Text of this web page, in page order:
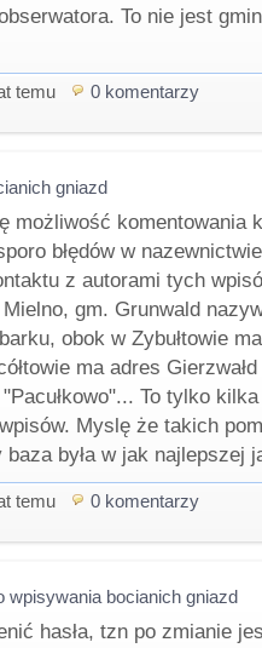
To nie jest
temu 0 komentarzy
gniazd
możliwość komentowania
błędów w
z autorami tych
gm. Grunwald
obok w Zybułtowie
ma adres
To tylko
Myslę że takich
baza była w jak najlepszej
temu 0 komentarzy
wpisywania bocianich gniazd
hasła, tzn po zmianie